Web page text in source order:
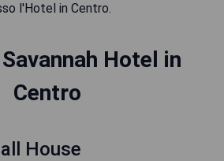
l'Hotel in Centro.
Hotel in
Centro
House